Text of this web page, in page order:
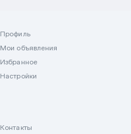
Профиль
Мои объявления
Избранное
Настройки
Контакты